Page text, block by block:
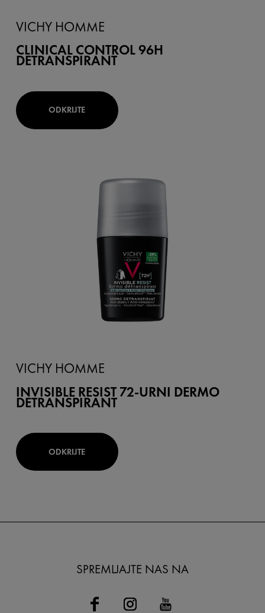
VICHY HOMME
CLINICAL CONTROL 96H
DETRANSPIRANT
ODKRIJTE
VICHY HOMME
INVISIBLE RESIST 72-URNI DERMO
DETRANSPIRANT
ODKRIJTE
SPREMLJAJTE NAS NA